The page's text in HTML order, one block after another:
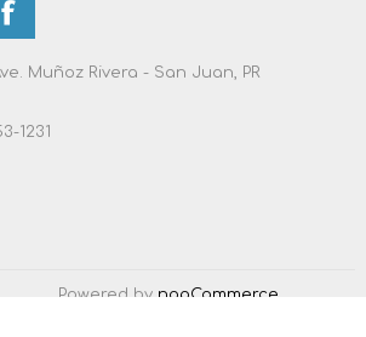
Muñoz Rivera - San Juan, PR
1231
Powered by nopCommerce